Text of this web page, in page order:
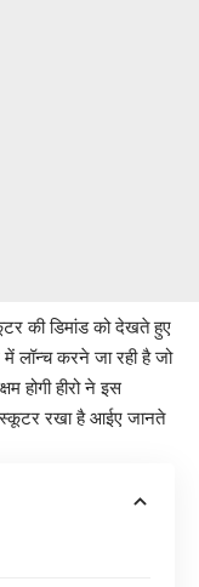
की डिमांड को देखते हुए
में लॉन्च करने जा रही है जो
होगी हीरो ने इस
रखा है आईए जानते